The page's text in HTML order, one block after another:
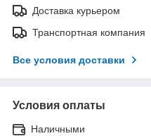
Доставка курьером
Транспортная компания
Все условия доставки
Условия оплаты
Наличными